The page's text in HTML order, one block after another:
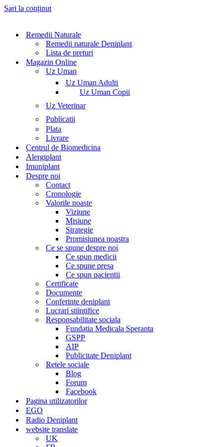
Sari la conținut
Remedii Naturale
Remedii naturale Deniplant
Lista de preturi
Magazin Online
Uz Uman
Uz Uman Adulti
Uz Uman Copii
Uz Veterinar
Publicatii
Plata
Livrare
Centrul de Biomedicina
Alergiplant
Imuniplant
Despre noi
Contact
Cronologie
Valorile noaste
Viziune
Misiune
Strategie
Promisiunea noastra
Ce se spune despre noi
Ce spun medicii
Ce spune presa
Ce spun pacientii
Certificate
Documente
Conferinte deniplant
Lucrari stiintifice
Responsabilitate sociala
Fundatia Medicala Speranta
GSPP
AIP
Publicitate Deniplant
Retele sociale
Blog
Forum
Facebook
Pagina utilizatorilor
EGO
Radio Deniplant
website translate
UK